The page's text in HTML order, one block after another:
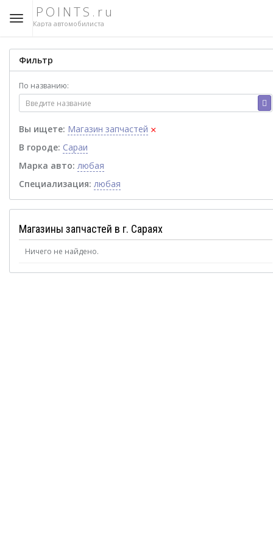
POINTS.ru
Карта автомобилиста
Фильтр
По названию:
Вы ищете: Магазин запчастей ×
В городе: Сараи
Марка авто: любая
Специализация: любая
Магазины запчастей в г. Сараях
Ничего не найдено.